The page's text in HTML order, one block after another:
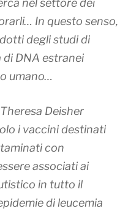
nel settore dei
In questo senso,
degli studi di
di DNA estranei
umano…
Deisher
i vaccini destinati
con
associati ai
in tutto il
di leucemia